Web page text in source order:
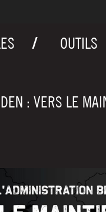
OUTILS
: VERS LE